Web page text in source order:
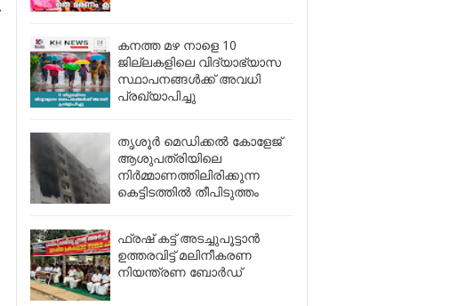
കനത്ത മഴ നാളെ 10
ജില്ലകളിലെ വിദ്യാഭ്യാസ
സ്ഥാപനങ്ങൾക്ക് അവധി
പ്രഖ്യാപിച്ചു
തൃശൂർ മെഡിക്കൽ കോളേജ്
ആശുപത്രിയിലെ
നിർമ്മാണത്തിലിരിക്കുന്ന
കെട്ടിടത്തിൽ തീപിടുത്തം
ഫ്രഷ് കട്ട് അടച്ചുപൂട്ടാന്‍
ഉത്തരവിട്ട് മലിനീകരണ
നിയന്ത്രണ ബോര്‍ഡ്